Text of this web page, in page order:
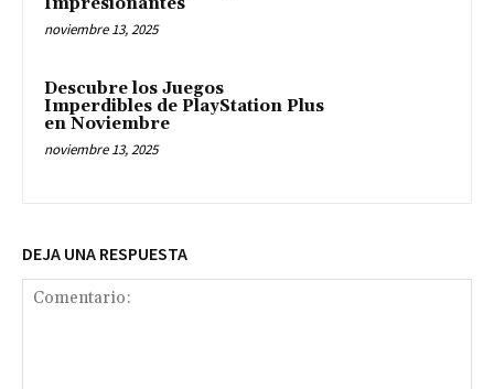
noviembre 13, 2025
Descubre los Juegos
Imperdibles de PlayStation Plus
en Noviembre
noviembre 13, 2025
DEJA UNA RESPUESTA